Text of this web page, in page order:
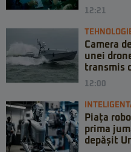
12:21
Camera
unei
transmis
12:00
Piața
prima
depășit